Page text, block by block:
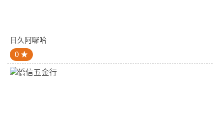
日久阿囉哈
0